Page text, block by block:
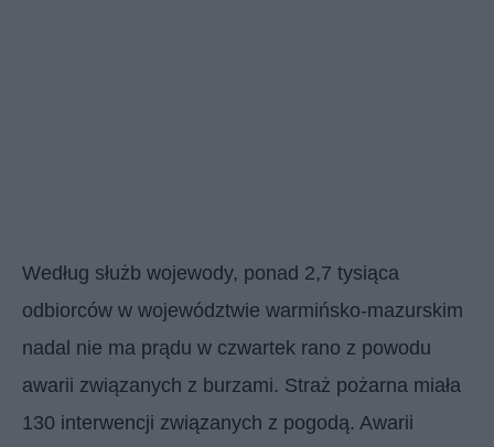
Według służb wojewody, ponad 2,7 tysiąca
odbiorców w województwie warmińsko-mazurskim
nadal nie ma prądu w czwartek rano z powodu
awarii związanych z burzami. Straż pożarna miała
130 interwencji związanych z pogodą. Awarii